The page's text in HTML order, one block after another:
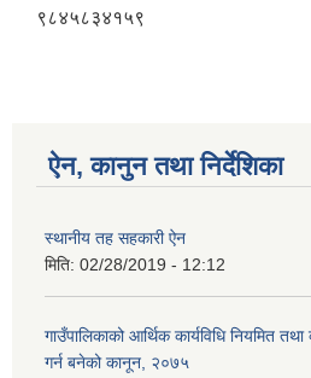
९८४५८३४१५९
ऐन, कानुन तथा निर्देशिका
स्थानीय तह सहकारी ऐन
मिति: 02/28/2019 - 12:12
गाउँपालिकाको आर्थिक कार्यविधि नियमित
गर्न बनेको कानून, २०७५